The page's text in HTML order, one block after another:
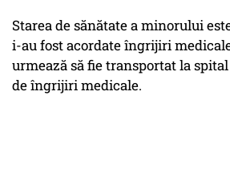
Starea de sănătate a minorului
i-au fost acordate îngrijiri
urmează să fie transportat la
de îngrijiri medicale.